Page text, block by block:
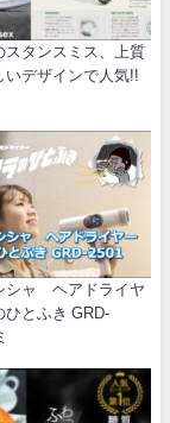
スタンスミス、上質
いデザインで人気!!
シャ ヘアドライヤ
ひとふき GRD-